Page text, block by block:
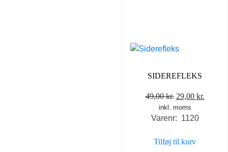
SIDEREFLEKS
49,00kr. Den
oprindelige
pris
49,00 kr..
29,00 kr.
inkl. moms
Varenr: 1120
Tilføj til kurv